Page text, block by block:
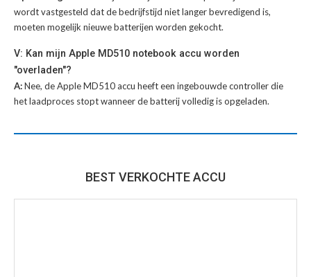
wordt vastgesteld dat de bedrijfstijd niet langer bevredigend is,
moeten mogelijk nieuwe batterijen worden gekocht.
V: Kan mijn Apple MD510 notebook accu worden
"overladen"?
A:Nee, de Apple MD510 accu heeft een ingebouwde controller die
het laadproces stopt wanneer de batterij volledig is opgeladen.
BEST VERKOCHTE ACCU